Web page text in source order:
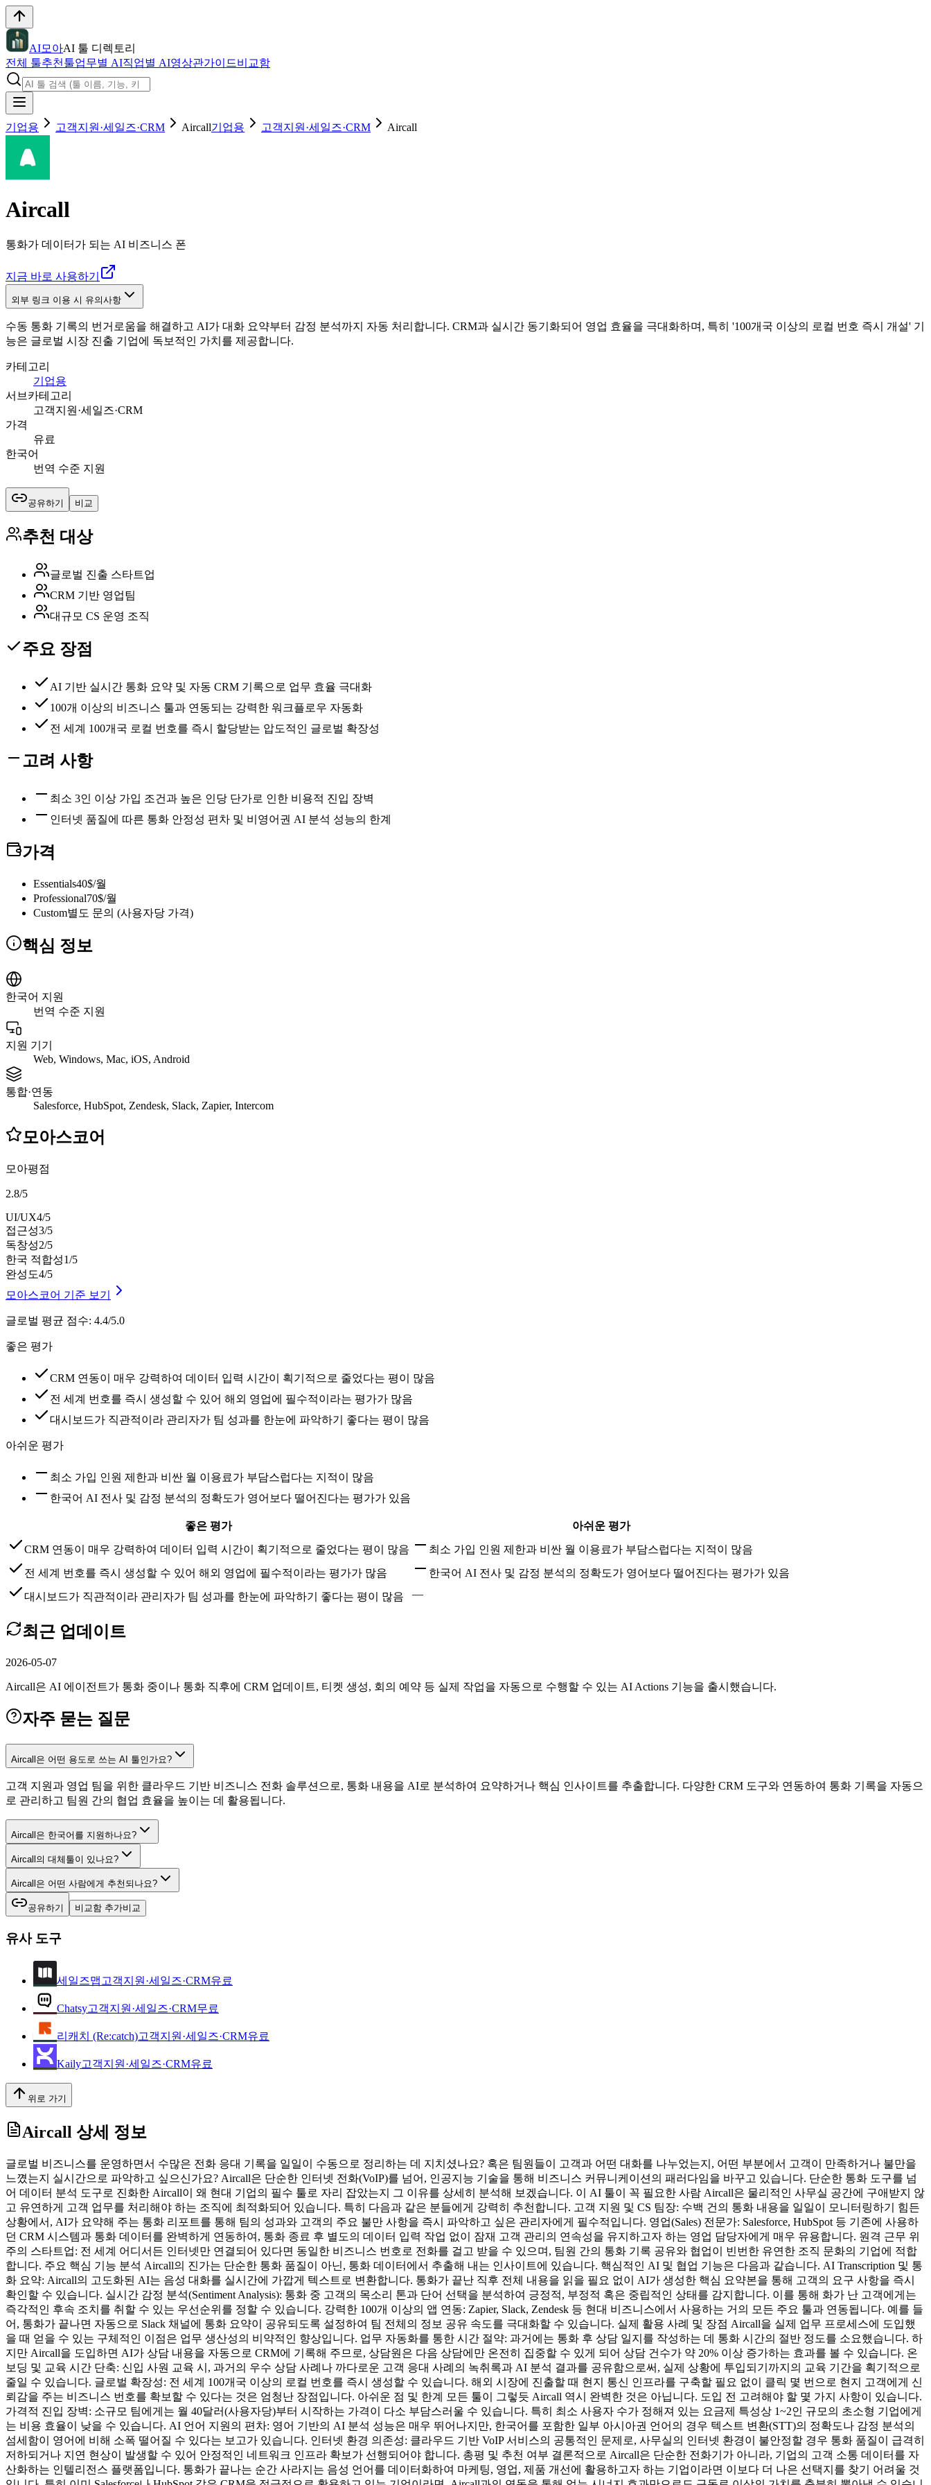
AI모아AI 툴 디렉토리
전체 툴추천툴업무별 AI직업별 AI영상관가이드비교함
기업용 고객지원·세일즈·CRM Aircall기업용 고객지원·세일즈·CRM Aircall
Aircall
통화가 데이터가 되는 AI 비즈니스 폰
지금 바로 사용하기
외부 링크 이용 시 유의사항
수동 통화 기록의 번거로움을 해결하고 AI가 대화 요약부터 감정 분석까지 자동 처리합니다. CRM과 실시간 동기화되어 영업 효율을 극대화하며, 특히 '100개국 이상의 로컬 번호 즉시 개설' 기
능은 글로벌 시장 진출 기업에 독보적인 가치를 제공합니다.
카테고리
기업용
서브카테고리
고객지원·세일즈·CRM
가격
유료
한국어
번역 수준 지원
공유하기 비교
추천 대상
글로벌 진출 스타트업
CRM 기반 영업팀
대규모 CS 운영 조직
주요 장점
AI 기반 실시간 통화 요약 및 자동 CRM 기록으로 업무 효율 극대화
100개 이상의 비즈니스 툴과 연동되는 강력한 워크플로우 자동화
전 세계 100개국 로컬 번호를 즉시 할당받는 압도적인 글로벌 확장성
고려 사항
최소 3인 이상 가입 조건과 높은 인당 단가로 인한 비용적 진입 장벽
인터넷 품질에 따른 통화 안정성 편차 및 비영어권 AI 분석 성능의 한계
가격
Essentials40$/월
Professional70$/월
Custom별도 문의 (사용자당 가격)
핵심 정보
한국어 지원
번역 수준 지원
지원 기기
Web, Windows, Mac, iOS, Android
통합·연동
Salesforce, HubSpot, Zendesk, Slack, Zapier, Intercom
모아스코어
모아평점
2.8/5
UI/UX4/5
접근성3/5
독창성2/5
한국 적합성1/5
완성도4/5
모아스코어 기준 보기
글로벌 평균 점수: 4.4/5.0
좋은 평가
CRM 연동이 매우 강력하여 데이터 입력 시간이 획기적으로 줄었다는 평이 많음
전 세계 번호를 즉시 생성할 수 있어 해외 영업에 필수적이라는 평가가 많음
대시보드가 직관적이라 관리자가 팀 성과를 한눈에 파악하기 좋다는 평이 많음
아쉬운 평가
최소 가입 인원 제한과 비싼 월 이용료가 부담스럽다는 지적이 많음
한국어 AI 전사 및 감정 분석의 정확도가 영어보다 떨어진다는 평가가 있음
좋은 평가
아쉬운 평가
CRM 연동이 매우 강력하여 데이터 입력 시간이 획기적으로 줄었다는 평이 많음
최소 가입 인원 제한과 비싼 월 이용료가 부담스럽다는 지적이 많음
전 세계 번호를 즉시 생성할 수 있어 해외 영업에 필수적이라는 평가가 많음
한국어 AI 전사 및 감정 분석의 정확도가 영어보다 떨어진다는 평가가 있음
대시보드가 직관적이라 관리자가 팀 성과를 한눈에 파악하기 좋다는 평이 많음
—
최근 업데이트
2026-05-07
Aircall은 AI 에이전트가 통화 중이나 통화 직후에 CRM 업데이트, 티켓 생성, 회의 예약 등 실제 작업을 자동으로 수행할 수 있는 AI Actions 기능을 출시했습니다.
자주 묻는 질문
Aircall은 어떤 용도로 쓰는 AI 툴인가요?
고객 지원과 영업 팀을 위한 클라우드 기반 비즈니스 전화 솔루션으로, 통화 내용을 AI로 분석하여 요약하거나 핵심 인사이트를 추출합니다. 다양한 CRM 도구와 연동하여 통화 기록을 자동으
로 관리하고 팀원 간의 협업 효율을 높이는 데 활용됩니다.
Aircall은 한국어를 지원하나요?
Aircall의 대체툴이 있나요?
Aircall은 어떤 사람에게 추천되나요?
공유하기 비교함 추가비교
유사 도구
세일즈맵 고객지원·세일즈·CRM유료
Chatsy고객지원·세일즈·CRM무료
리캐치 (Re:catch)고객지원·세일즈·CRM유료
Kaily고객지원·세일즈·CRM유료
위로 가기
Aircall 상세 정보
글로벌 비즈니스를 운영하면서 수많은 전화 응대 기록을 일일이 수동으로 정리하는 데 지치셨나요? 혹은 팀원들이 고객과 어떤 대화를 나누었는지, 어떤 부분에서 고객이 만족하거나 불만을
느꼈는지 실시간으로 파악하고 싶으신가요? Aircall은 단순한 인터넷 전화(VoIP)를 넘어, 인공지능 기술을 통해 비즈니스 커뮤니케이션의 패러다임을 바꾸고 있습니다. 단순한 통화 도구를 넘
어 데이터 분석 도구로 진화한 Aircall이 왜 현대 기업의 필수 툴로 자리 잡았는지 그 이유를 상세히 분석해 보겠습니다. 이 AI 툴이 꼭 필요한 사람 Aircall은 물리적인 사무실 공간에 구애받지 않
고 유연하게 고객 업무를 처리해야 하는 조직에 최적화되어 있습니다. 특히 다음과 같은 분들에게 강력히 추천합니다. 고객 지원 및 CS 팀장: 수백 건의 통화 내용을 일일이 모니터링하기 힘든
상황에서, AI가 요약해 주는 통화 리포트를 통해 팀의 성과와 고객의 주요 불만 사항을 즉시 파악하고 싶은 관리자에게 필수적입니다. 영업(Sales) 전문가: Salesforce, HubSpot 등 기존에 사용하
던 CRM 시스템과 통화 데이터를 완벽하게 연동하여, 통화 종료 후 별도의 데이터 입력 작업 없이 잠재 고객 관리의 연속성을 유지하고자 하는 영업 담당자에게 매우 유용합니다. 원격 근무 위
주의 스타트업: 전 세계 어디서든 인터넷만 연결되어 있다면 동일한 비즈니스 번호로 전화를 걸고 받을 수 있으며, 팀원 간의 통화 기록 공유와 협업이 빈번한 유연한 조직 문화의 기업에 적합
합니다. 주요 핵심 기능 분석 Aircall의 진가는 단순한 통화 품질이 아닌, 통화 데이터에서 추출해 내는 인사이트에 있습니다. 핵심적인 AI 및 협업 기능은 다음과 같습니다. AI Transcription 및 통
화 요약: Aircall의 고도화된 AI는 음성 대화를 실시간에 가깝게 텍스트로 변환합니다. 통화가 끝난 직후 전체 내용을 읽을 필요 없이 AI가 생성한 핵심 요약본을 통해 고객의 요구 사항을 즉시
확인할 수 있습니다. 실시간 감정 분석(Sentiment Analysis): 통화 중 고객의 목소리 톤과 단어 선택을 분석하여 긍정적, 부정적 혹은 중립적인 상태를 감지합니다. 이를 통해 화가 난 고객에게는
즉각적인 후속 조치를 취할 수 있는 우선순위를 정할 수 있습니다. 강력한 100개 이상의 앱 연동: Zapier, Slack, Zendesk 등 현대 비즈니스에서 사용하는 거의 모든 주요 툴과 연동됩니다. 예를 들
어, 통화가 끝나면 자동으로 Slack 채널에 통화 요약이 공유되도록 설정하여 팀 전체의 정보 공유 속도를 극대화할 수 있습니다. 실제 활용 사례 및 장점 Aircall을 실제 업무 프로세스에 도입했
을 때 얻을 수 있는 구체적인 이점은 업무 생산성의 비약적인 향상입니다. 업무 자동화를 통한 시간 절약: 과거에는 통화 후 상담 일지를 작성하는 데 통화 시간의 절반 정도를 소요했습니다. 하
지만 Aircall을 도입하면 AI가 상담 내용을 자동으로 CRM에 기록해 주므로, 상담원은 다음 상담에만 온전히 집중할 수 있게 되어 상담 건수가 약 20% 이상 증가하는 효과를 볼 수 있습니다. 온
보딩 및 교육 시간 단축: 신입 사원 교육 시, 과거의 우수 상담 사례나 까다로운 고객 응대 사례의 녹취록과 AI 분석 결과를 공유함으로써, 실제 상황에 투입되기까지의 교육 기간을 획기적으로
줄일 수 있습니다. 글로벌 확장성: 전 세계 100개국 이상의 로컬 번호를 즉시 생성할 수 있습니다. 해외 시장에 진출할 때 현지 통신 인프라를 구축할 필요 없이 클릭 몇 번으로 현지 고객에게 신
뢰감을 주는 비즈니스 번호를 확보할 수 있다는 것은 엄청난 장점입니다. 아쉬운 점 및 한계 모든 툴이 그렇듯 Aircall 역시 완벽한 것은 아닙니다. 도입 전 고려해야 할 몇 가지 사항이 있습니다.
가격적 진입 장벽: 소규모 팀에게는 월 40달러(사용자당)부터 시작하는 가격이 다소 부담스러울 수 있습니다. 특히 최소 사용자 수가 정해져 있는 요금제 특성상 1~2인 규모의 초소형 기업에게
는 비용 효율이 낮을 수 있습니다. AI 언어 지원의 편차: 영어 기반의 AI 분석 성능은 매우 뛰어나지만, 한국어를 포함한 일부 아시아권 언어의 경우 텍스트 변환(STT)의 정확도나 감정 분석의
섬세함이 영어에 비해 소폭 떨어질 수 있다는 보고가 있습니다. 인터넷 환경 의존성: 클라우드 기반 VoIP 서비스의 공통적인 문제로, 사무실의 인터넷 환경이 불안정할 경우 통화 품질이 급격히
저하되거나 지연 현상이 발생할 수 있어 안정적인 네트워크 인프라 확보가 선행되어야 합니다. 총평 및 추천 여부 결론적으로 Aircall은 단순한 전화기가 아니라, 기업의 고객 소통 데이터를 자
산화하는 인텔리전스 플랫폼입니다. 통화가 끝나는 순간 사라지는 음성 언어를 데이터화하여 마케팅, 영업, 제품 개선에 활용하고자 하는 기업이라면 이보다 더 나은 선택지를 찾기 어려울 것